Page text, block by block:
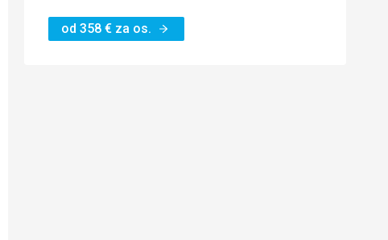
od 358 € za os.